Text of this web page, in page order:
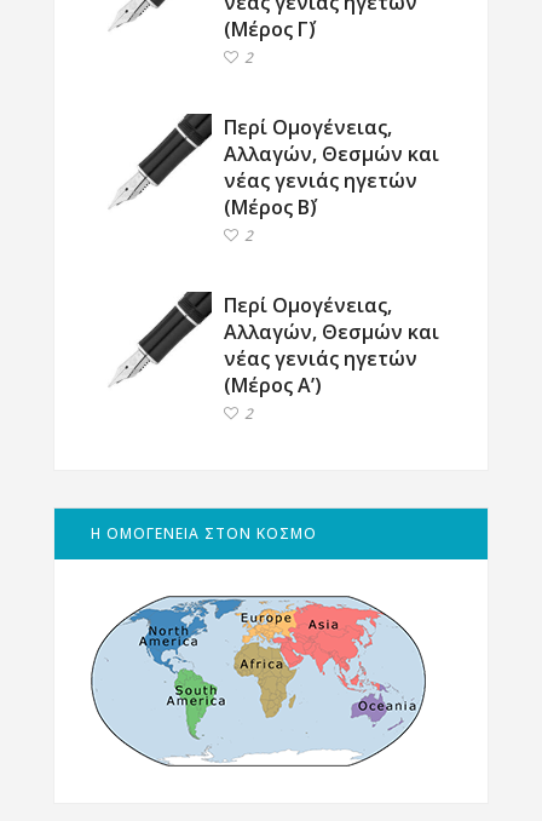
(Μέρος Γ΄)
2
Περί Ομογένειας,
Αλλαγών, Θεσμών και
νέας γενιάς ηγετών
(Μέρος Β΄)
2
Περί Ομογένειας,
Αλλαγών, Θεσμών και
νέας γενιάς ηγετών
(Μέρος Α’)
2
Η ΟΜΟΓΕΝΕΙΑ ΣΤΟΝ ΚΟΣΜΟ